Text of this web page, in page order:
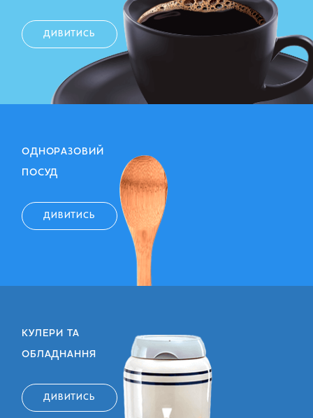
ДИВИТИСЬ
ОДНОРАЗОВИЙ
ПОСУД
ДИВИТИСЬ
КУЛЕРИ ТА
ОБЛАДНАННЯ
ДИВИТИСЬ